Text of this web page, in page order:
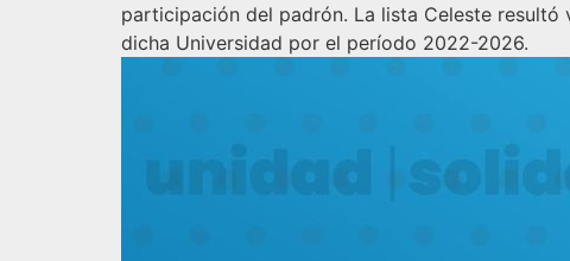
participación del padrón. La lista Celeste
dicha Universidad por el período 2022-2026.